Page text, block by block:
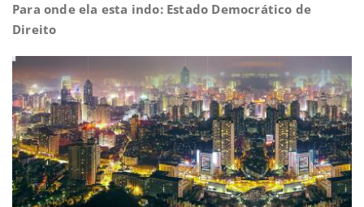
Para onde ela esta indo: Estado Democrático de
Direito